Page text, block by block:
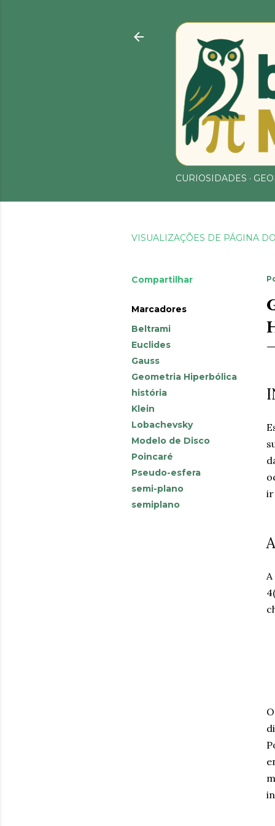
CURIOSIDADES
VISUALIZAÇÕES DE PÁGINA
Compartilhar
Marcadores
Beltrami
Euclides
Gauss
Geometria Hiperbólica
história
Klein
Lobachevsky
Modelo de Disco
Poincaré
Pseudo-esfera
semi-plano
semiplano
ir